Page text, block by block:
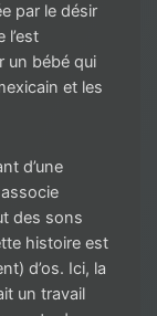
par le désir
l’est
un bébé qui
et les
d’une
des sons
histoire est
d’os. Ici, la
un travail